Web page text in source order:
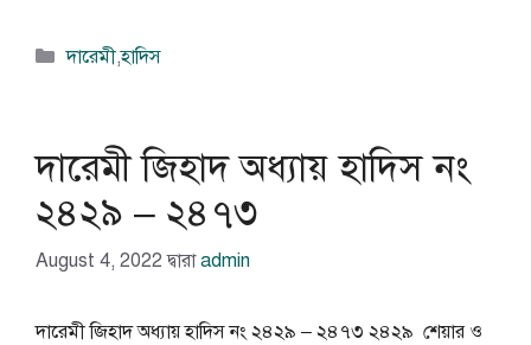
বিভাগ
দারেমী,হাদিস
দারেমী জিহাদ অধ্যায় হাদিস নং
২৪২৯ – ২৪৭৩
August 4, 2022 দ্বারাadmin
দারেমী জিহাদ অধ্যায় হাদিস নং ২৪২৯ – ২৪৭৩ ২৪২৯ শেয়ার ও